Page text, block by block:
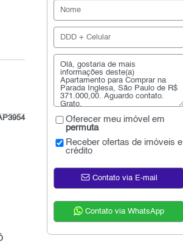
Oferecer meu imóvel em
permuta
Receber ofertas de imóveis e
crédito
Contato via E-mail
Contato via WhatsApp